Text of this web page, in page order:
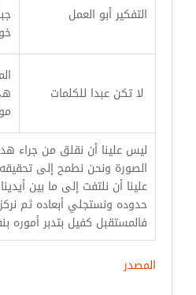
التفكير أبو العمل
لا تكن عبدا للكلمات
ليس علينا أن نقلق من جراء
الصورة ونحن نطمح إلى
علينا أن نلتفت إلى ما بين
حدوده ونستجلي أبعاده ثم
فالمستقبل كفيل بتدبر أموره
المصدر